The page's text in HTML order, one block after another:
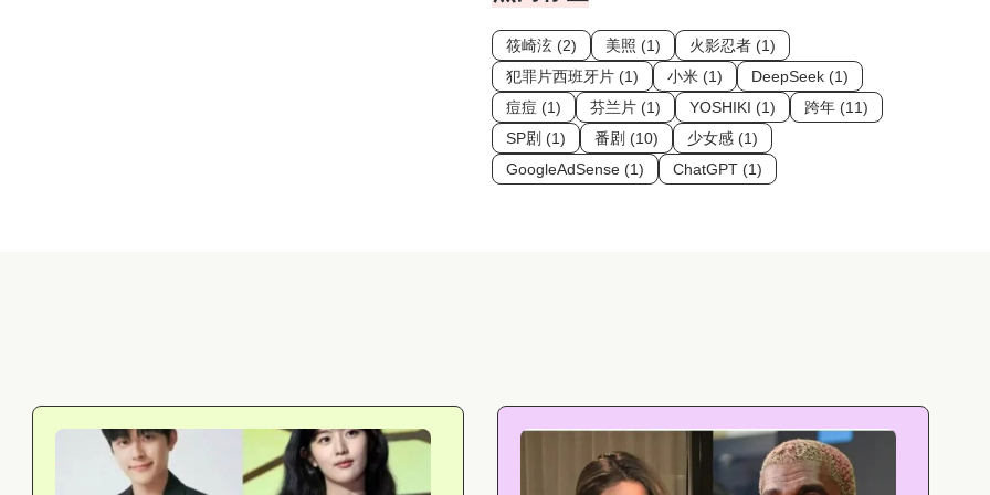
筱崎泫 (2) 美照 (1)
火影忍者 (1)
犯罪片西班牙片 (1)
小米 (1)
DeepSeek (1)
痘痘 (1)
芬兰片 (1) YOSHIKI (1)
跨年 (11)
SP剧 (1)
番剧 (10)
少女感 (1)
GoogleAdSense (1)
ChatGPT (1)